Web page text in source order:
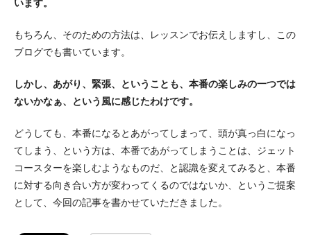
います。
もちろん、そのための方法は、レッスンでお伝えしますし、この
ブログでも書いています。
しかし、あがり、緊張、ということも、本番の楽しみの一つでは
ないかなぁ、という風に感じたわけです。
どうしても、本番になるとあがってしまって、頭が真っ白になっ
てしまう、という方は、本番であがってしまうことは、ジェット
コースターを楽しむようなものだ、と認識を変えてみると、本番
に対する向き合い方が変わってくるのではないか、というご提案
として、今回の記事を書かせていただきました。